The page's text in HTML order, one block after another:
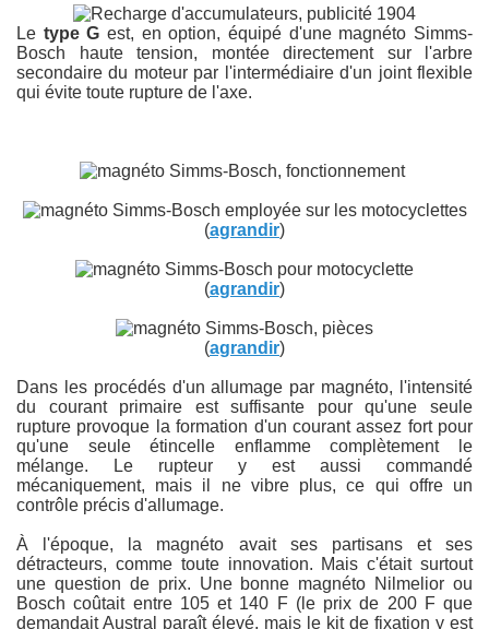
Le type G est, en option, équipé d'une magnéto Simms-
Bosch haute tension, montée directement sur l'arbre
secondaire du moteur par l'intermédiaire d'un joint flexible
qui évite toute rupture de l'axe.
(agrandir)
(agrandir)
(agrandir)
Dans les procédés d'un allumage par magnéto, l'intensité
du courant primaire est suffisante pour qu'une seule
rupture provoque la formation d'un courant assez fort pour
qu'une seule étincelle enflamme complètement le
mélange. Le rupteur y est aussi commandé
mécaniquement, mais il ne vibre plus, ce qui offre un
contrôle précis d'allumage.
À l'époque, la magnéto avait ses partisans et ses
détracteurs, comme toute innovation. Mais c'était surtout
une question de prix. Une bonne magnéto Nilmelior ou
Bosch coûtait entre 105 et 140 F (le prix de 200 F que
demandait Austral paraît élevé, mais le kit de fixation y est